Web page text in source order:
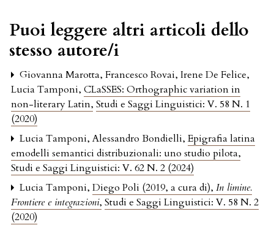
Puoi leggere altri articoli dello
stesso autore/i
Giovanna Marotta, Francesco Rovai, Irene De Felice,
Lucia Tamponi, CLaSSES: Orthographic variation in
non-literary Latin, Studi e Saggi Linguistici: V. 58 N. 1
(2020)
Lucia Tamponi, Alessandro Bondielli,Epigrafia latina
emodelli semantici distribuzionali: uno studio pilota,
Studi e Saggi Linguistici: V. 62 N. 2 (2024)
Lucia Tamponi, Diego Poli (2019, a cura di), In limine.
Frontiere e integrazioni, Studi e Saggi Linguistici: V. 58 N. 2
(2020)